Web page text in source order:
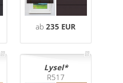
ab235 EUR
Lysel
R517